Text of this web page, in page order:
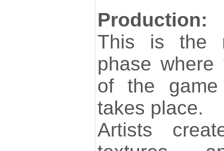
Production:
This is the
phase
of the
takes place.
Artists